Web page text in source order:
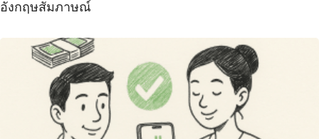
อังกฤษสัมภาษณ์